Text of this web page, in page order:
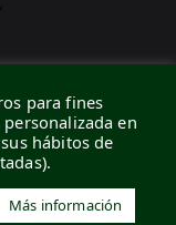
(España)
para fines
en
hábitos de
Más información